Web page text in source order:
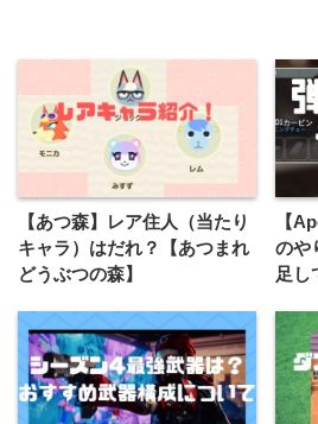
【あつ森】レア住人（当たり
キャラ）はだれ？【あつまれ
どうぶつの森】
【
のや
足し